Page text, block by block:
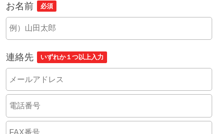
お名前 必須
連絡先 いずれか１つ以上入力